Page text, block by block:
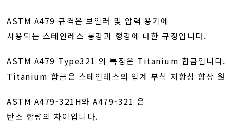
ASTM A479 규격은 보일러 및 압력 용기에
사용되는 스테인레스 봉강과 형강에 대한 규정입니다.
ASTM A479 Type321 의 특징은 Titanium 합금입니다.
Titanium 합금은 스테인레스의 입계 부식 저항성 향상
ASTM A479-321H와 A479-321 은
탄소 함량의 차이입니다.